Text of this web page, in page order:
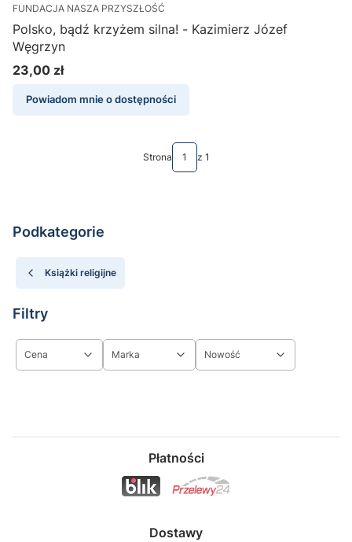
FUNDACJA NASZA PRZYSZŁOŚĆ
Polsko, bądź krzyżem silna! - Kazimierz Józef
Węgrzyn
Cena
23,00 zł
Powiadom mnie o dostępności
Strona z 1
Podkategorie
Książki religijne
Filtry
Cena Marka Nowość
Płatności
Dostawy